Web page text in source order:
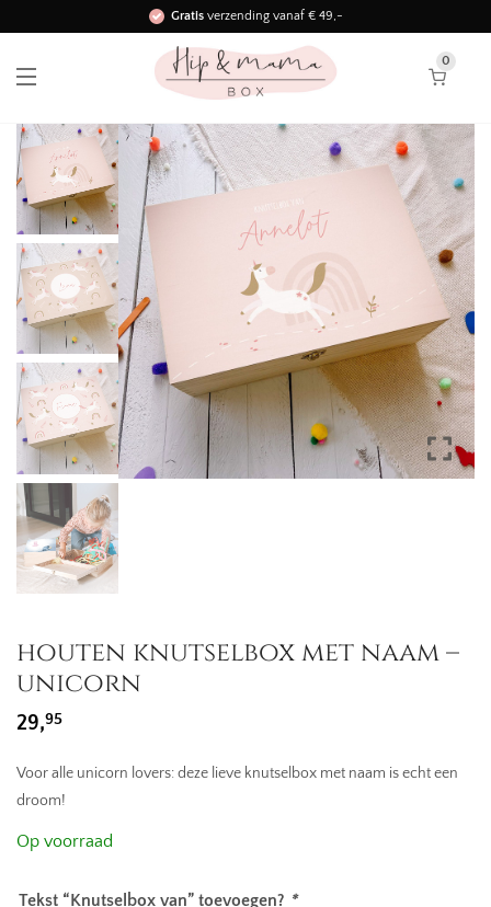
Gratisverzending vanaf € 49,-
Binnen 3 werkdagen in huis!
0
houten knutselbox met naam –
unicorn
29,95
Voor alle unicorn lovers: deze lieve knutselbox met naam is echt een
droom!
Op voorraad
Tekst “Knutselbox van” toevoegen? *